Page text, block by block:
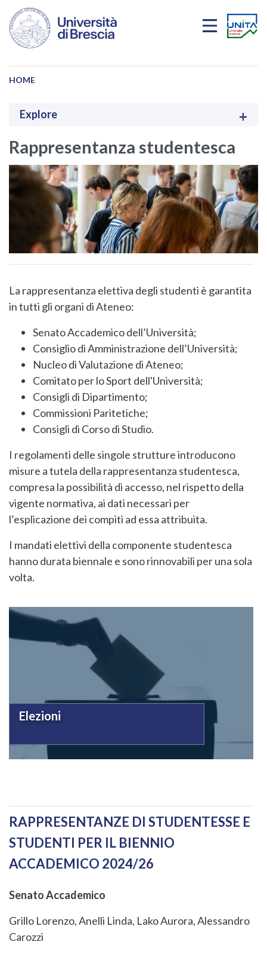
Salta al contenuto principale
HOME
Explore
Rappresentanza studentesca
La rappresentanza elettiva degli studenti è garantita
in tutti gli organi di Ateneo:
Senato Accademico dell’Università;
Consiglio di Amministrazione dell’Università;
Nucleo di Valutazione di Ateneo;
Comitato per lo Sport dell'Università;
Consigli di Dipartimento;
Commissioni Paritetiche;
Consigli di Corso di Studio.
I regolamenti delle singole strutture introducono
misure a tutela della rappresentanza studentesca,
compresa la possibilità di accesso, nel rispetto della
vigente normativa, ai dati necessari per
l’esplicazione dei compiti ad essa attribuita.
I mandati elettivi della componente studentesca
hanno durata biennale e sono rinnovabili per una sola
volta.
Elezioni
RAPPRESENTANZE DI STUDENTESSE E
STUDENTI PER IL BIENNIO
ACCADEMICO 2024/26
Senato Accademico
Grillo Lorenzo, Anelli Linda, Lako Aurora, Alessandro
Carozzi